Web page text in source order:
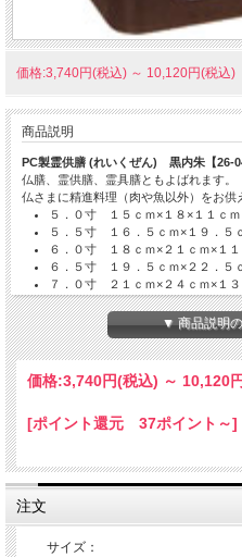
価格:3,740円(税込) ～ 10,120円(税込)
商品説明
PC製霊供膳 (れいくぜん) 黒内朱【26-
仏膳、霊供膳、霊具膳ともよばれます。
仏さまに精進料理（肉や魚以外）をお供
５．０寸 １５ｃｍ×１８×１１ｃｍ
５．５寸 １６．５ｃｍ×１９．５
６．０寸 １８ｃｍ×２１ｃｍ×１１
６．５寸 １９．５ｃｍ×２２．５
７．０寸 ２１ｃｍ×２４ｃｍ×１３
８．０寸 ２５ｃｍ×２４．５ｃｍ×
PC製
日本製
発送の目安：ご注文後7営業日。
▼ 商品説明
価格:3,740円(税込) ～ 10,120円
[ポイント還元 37ポイント～]
注文
サイズ：